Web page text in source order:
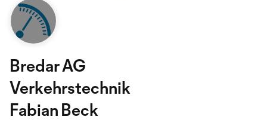
Bredar AG
Verkehrstechnik
Fabian Beck